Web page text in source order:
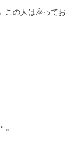
この人は座ってお